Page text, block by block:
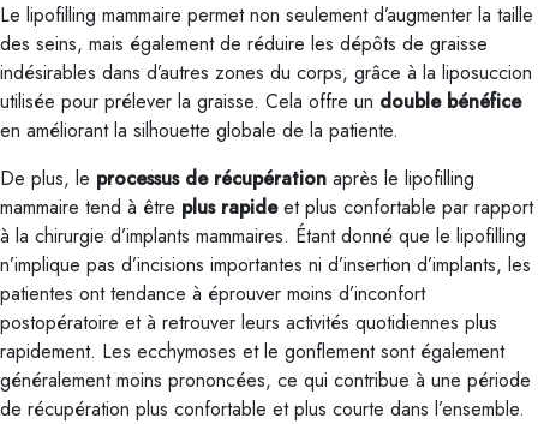
Le lipofilling mammaire permet non seulement d’augmenter la taille
des seins, mais également de réduire les dépôts de graisse
indésirables dans d’autres zones du corps, grâce à la liposuccion
utilisée pour prélever la graisse. Cela offre un double bénéfice
en améliorant la silhouette globale de la patiente.
De plus, le processus de récupération après le lipofilling
mammaire tend à être plus rapideet plus confortable par rapport
à la chirurgie d’implants mammaires. Étant donné que le lipofilling
n’implique pas d’incisions importantes ni d’insertion d’implants, les
patientes ont tendance à éprouver moins d’inconfort
postopératoire et à retrouver leurs activités quotidiennes plus
rapidement. Les ecchymoses et le gonflement sont également
généralement moins prononcées, ce qui contribue à une période
de récupération plus confortable et plus courte dans l’ensemble.